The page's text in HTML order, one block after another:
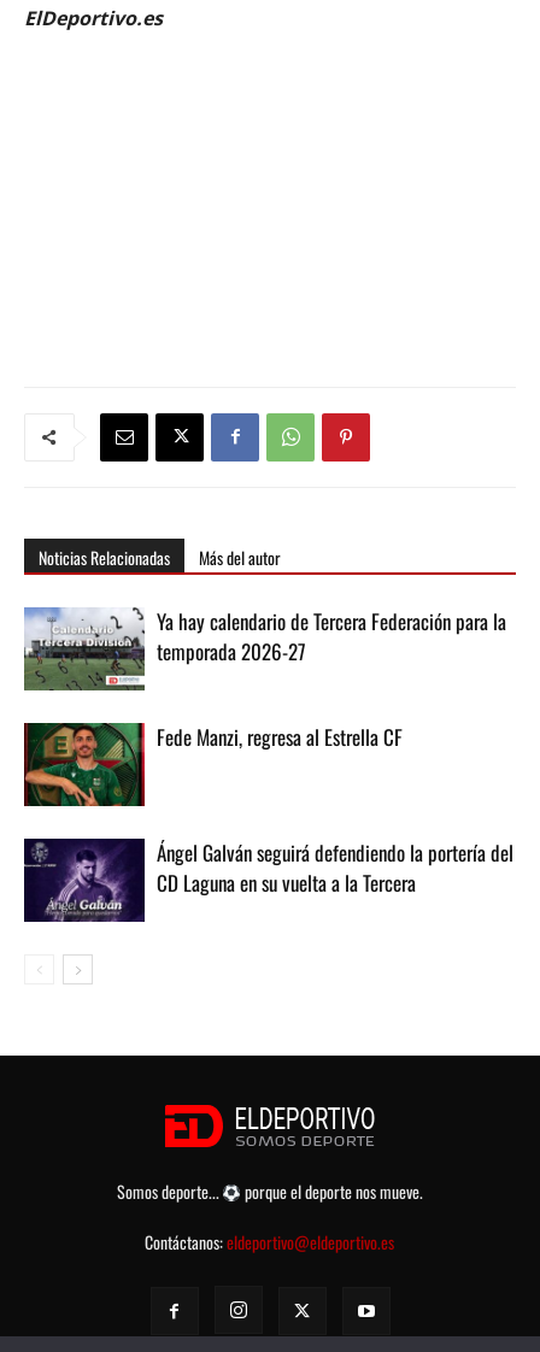
ElDeportivo.es
Noticias Relacionadas Más del autor
Ya hay calendario de Tercera Federación para la
temporada 2026-27
Fede Manzi, regresa al Estrella CF
Ángel Galván seguirá defendiendo la portería del
CD Laguna en su vuelta a la Tercera
Somos deporte...
porque el deporte nos mueve.
Contáctanos:eldeportivo@eldeportivo.es